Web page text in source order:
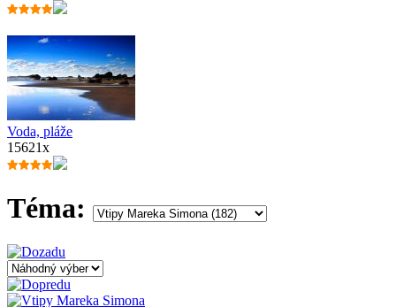
Voda, pláže
15621x
Téma: